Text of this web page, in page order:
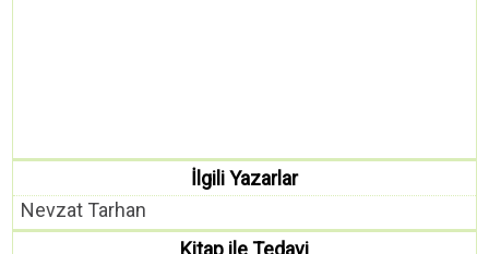
İlgili Yazarlar
Nevzat Tarhan
Kitap ile Tedavi